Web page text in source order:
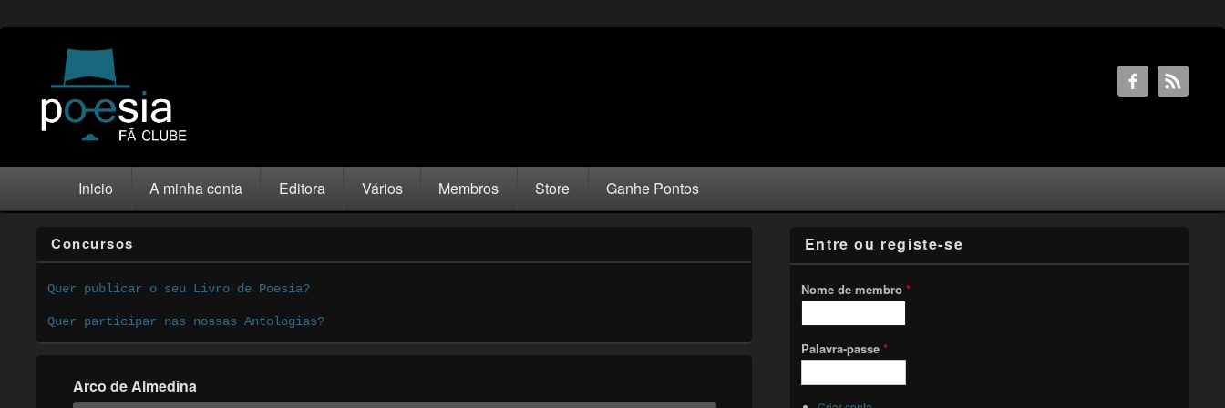
Inicio A minha conta Editora Vários Membros Store Ganhe Pontos
Concursos
Quer publicar o seu Livro de Poesia?
Quer participar nas nossas Antologias?
Arco de Almedina
Entre ou registe-se
Nome de membro *
Palavra-passe *